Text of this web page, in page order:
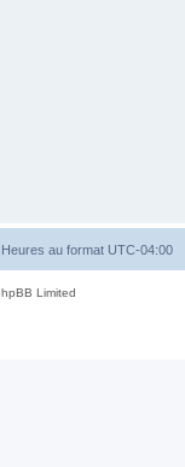
Heures au format UTC-04:00
Limited